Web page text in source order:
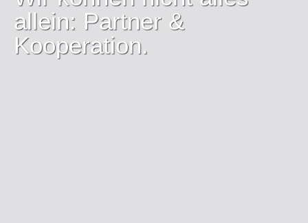
allein: Partner &
Kooperation.